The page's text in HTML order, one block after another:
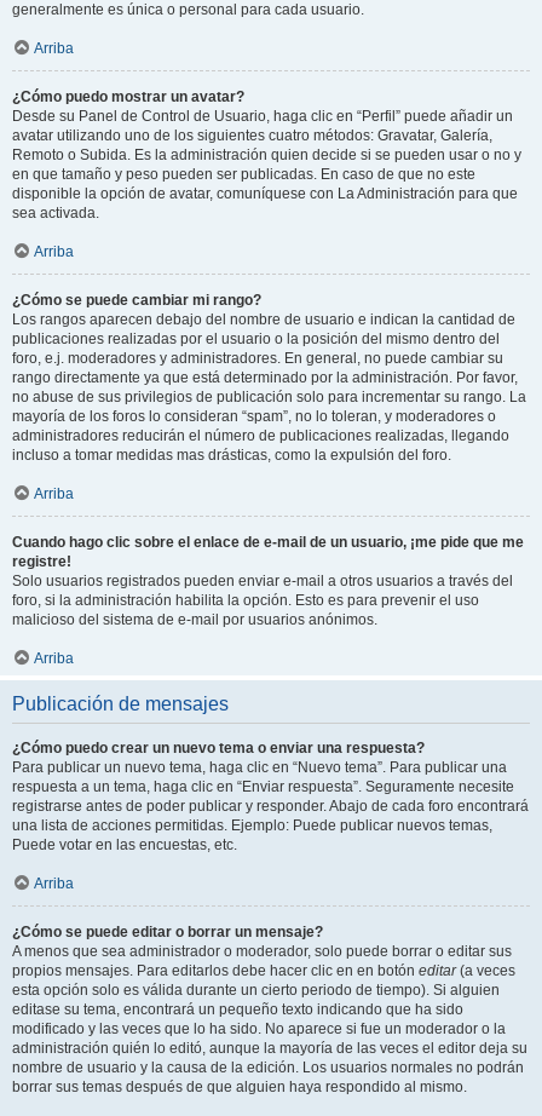
generalmente es única o personal para cada usuario.
Arriba
¿Cómo puedo mostrar un avatar?
Desde su Panel de Control de Usuario, haga clic en “Perfil” puede añadir un
avatar utilizando uno de los siguientes cuatro métodos: Gravatar, Galería,
Remoto o Subida. Es la administración quien decide si se pueden usar o no y
en que tamaño y peso pueden ser publicadas. En caso de que no este
disponible la opción de avatar, comuníquese con La Administración para que
sea activada.
Arriba
¿Cómo se puede cambiar mi rango?
Los rangos aparecen debajo del nombre de usuario e indican la cantidad de
publicaciones realizadas por el usuario o la posición del mismo dentro del
foro, e.j. moderadores y administradores. En general, no puede cambiar su
rango directamente ya que está determinado por la administración. Por favor,
no abuse de sus privilegios de publicación solo para incrementar su rango. La
mayoría de los foros lo consideran “spam”, no lo toleran, y moderadores o
administradores reducirán el número de publicaciones realizadas, llegando
incluso a tomar medidas mas drásticas, como la expulsión del foro.
Arriba
Cuando hago clic sobre el enlace de e-mail de un usuario, ¡me pide que me
registre!
Solo usuarios registrados pueden enviar e-mail a otros usuarios a través del
foro, si la administración habilita la opción. Esto es para prevenir el uso
malicioso del sistema de e-mail por usuarios anónimos.
Arriba
Publicación de mensajes
¿Cómo puedo crear un nuevo tema o enviar una respuesta?
Para publicar un nuevo tema, haga clic en “Nuevo tema”. Para publicar una
respuesta a un tema, haga clic en “Enviar respuesta”. Seguramente necesite
registrarse antes de poder publicar y responder. Abajo de cada foro encontrará
una lista de acciones permitidas. Ejemplo: Puede publicar nuevos temas,
Puede votar en las encuestas, etc.
Arriba
¿Cómo se puede editar o borrar un mensaje?
A menos que sea administrador o moderador, solo puede borrar o editar sus
propios mensajes. Para editarlos debe hacer clic en en botón editar(a veces
esta opción solo es válida durante un cierto periodo de tiempo). Si alguien
editase su tema, encontrará un pequeño texto indicando que ha sido
modificado y las veces que lo ha sido. No aparece si fue un moderador o la
administración quién lo editó, aunque la mayoría de las veces el editor deja su
nombre de usuario y la causa de la edición. Los usuarios normales no podrán
borrar sus temas después de que alguien haya respondido al mismo.